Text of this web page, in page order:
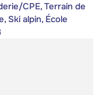
CPE, Terrain de
Ski alpin, École